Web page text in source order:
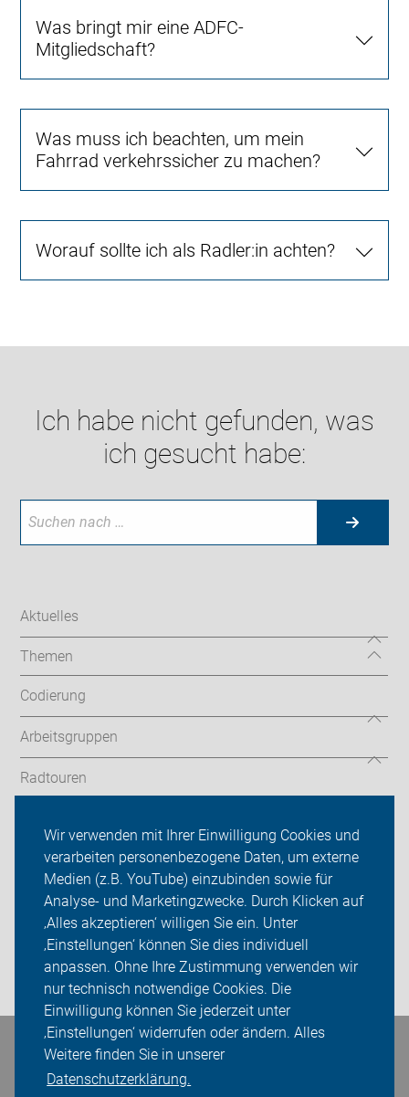
Wir verwenden mit Ihrer Einwilligung Cookies und
verarbeiten personenbezogene Daten, um externe
Medien (z.B. YouTube) einzubinden sowie für
Analyse- und Marketingzwecke. Durch Klicken auf
‚Alles akzeptieren‘ willigen Sie ein. Unter
‚Einstellungen‘ können Sie dies individuell
anpassen. Ohne Ihre Zustimmung verwenden wir
nur technisch notwendige Cookies. Die
Einwilligung können Sie jederzeit unter
‚Einstellungen‘ widerrufen oder ändern. Alles
Weitere finden Sie in unserer
Datenschutzerklärung.
Was bringt mir eine ADFC-
Mitgliedschaft?
Was muss ich beachten, um mein
Fahrrad verkehrssicher zu machen?
Worauf sollte ich als Radler:in achten?
Ich habe nicht gefunden, was
ich gesucht habe:
Aktuelles
Themen
Codierung
Arbeitsgruppen
Radtouren
Kalender
Sei dabei
Presse
Login
Bleiben Sie in Kontakt